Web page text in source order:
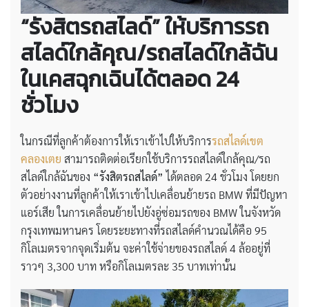
“รังสิตรถสไลด์” ให้บริการรถ
สไลด์ใกล้คุณ/รถสไลด์ใกล้ฉัน
ในเคสฉุกเฉินได้ตลอด 24
ชั่วโมง
ในกรณีที่ลูกค้าต้องการให้เราเข้าไปให้บริการรถสไลด์เขต
คลองเตย สามารถติดต่อเรียกใช้บริการรถสไลด์ใกล้คุณ/รถ
สไลด์ใกล้ฉันของ “รังสิตรถสไลด์” ได้ตลอด 24 ชั่วโมง โดยยก
ตัวอย่างงานที่ลูกค้าให้เราเข้าไปเคลื่อนย้ายรถ BMW ที่มีปัญหา
แอร์เสีย ในการเคลื่อนย้ายไปยังอู่ซ่อมรถของ BMW ในจังหวัด
กรุงเทพมหานคร โดยระยะทางที่รถสไลด์คำนวณได้คือ 95
กิโลเมตรจากจุดเริ่มต้น จะค่าใช้จ่ายของรถสไลด์ 4 ล้ออยู่ที่
ราวๆ 3,300 บาท หรือกิโลเมตรละ 35 บาทเท่านั้น